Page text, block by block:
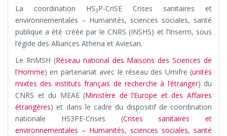
La coordination HS3P-CriSE Crises sanitaires et
environnementales – Humanités, sciences sociales, santé
publique a été créée par le CNRS (INSHS) et l’Inserm, sous
l’égide des Alliances Athena et Aviesan.
Le RnMSH (Réseau national des Maisons des Sciences de
l’Homme) en partenariat avec le réseau des Umifre (unités
mixtes des instituts français de recherche à l’étranger) du
CNRS et du MEAE (Ministère de l’Europe et des Affaires
étrangères) et dans le cadre du dispositif de coordination
nationale HS3PE-Crises (Crises sanitaires et
environnementales – Humanités, sciences sociales, santé